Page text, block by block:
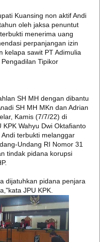
Kuansing non aktif Andi
oleh jaksa penuntut
menerima uang
perpanjangan izin
kelapa sawit PT Adimulia
Tipikor
SH MH dengan dibantu
SH MH MKn dan Adrian
Kamis (7/7/22) di
Wahyu Dwi Oktafianto
terbukti melanggar
Undang RI Nomor 31
tindak pidana korupsi
dijatuhkan pidana penjara
JPU KPK.